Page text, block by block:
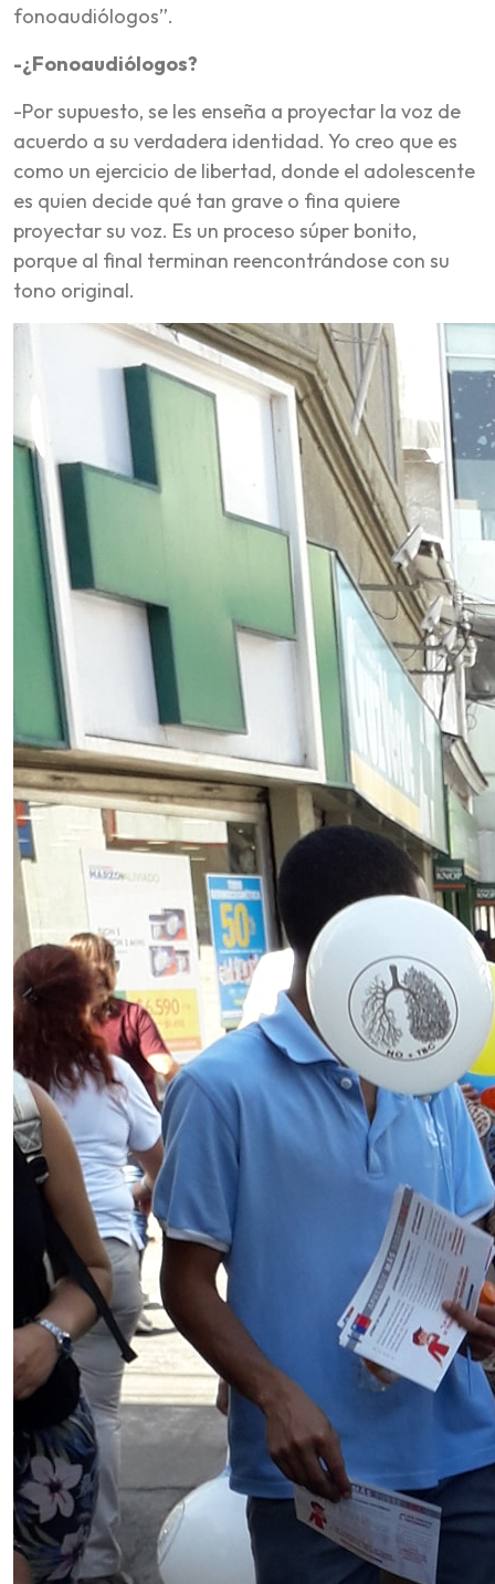
fonoaudiólogos”.
-¿Fonoaudiólogos?
-Por supuesto, se les enseña a proyectar la voz de
acuerdo a su verdadera identidad. Yo creo que es
como un ejercicio de libertad, donde el adolescente
es quien decide qué tan grave o fina quiere
proyectar su voz. Es un proceso súper bonito,
porque al final terminan reencontrándose con su
tono original.